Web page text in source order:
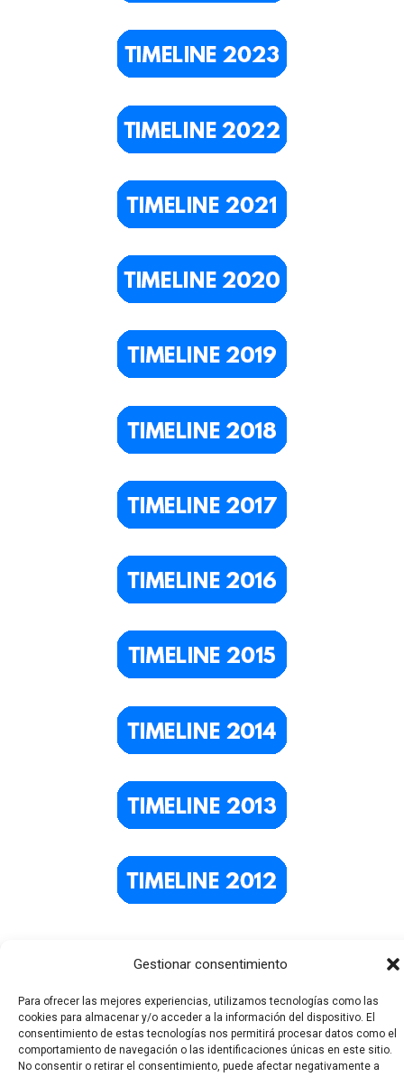
Gestionar consentimiento
Para ofrecer las mejores experiencias, utilizamos tecnologías como las
cookies para almacenar y/o acceder a la información del dispositivo. El
consentimiento de estas tecnologías nos permitirá procesar datos como el
comportamiento de navegación o las identificaciones únicas en este sitio.
No consentir o retirar el consentimiento, puede afectar negativamente a